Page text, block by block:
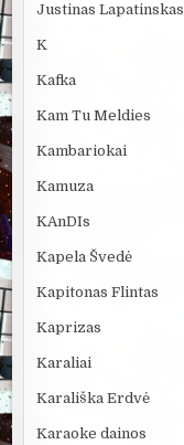
Justinas Lapatinskas
K
Kafka
Kam Tu Meldies
Kambariokai
Kamuza
KAnDIs
Kapela Švedė
Kapitonas Flintas
Kaprizas
Karaliai
Karališka Erdvė
Karaoke dainos